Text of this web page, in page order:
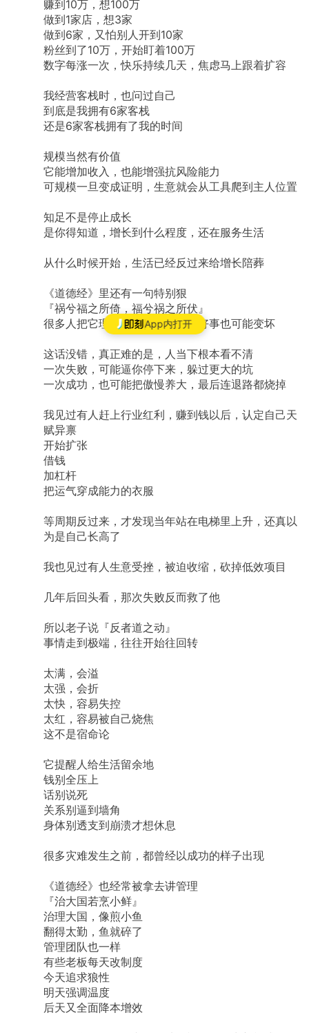
App内打开
赚到10万，想100万
做到1家店，想3家
做到6家，又怕别人开到10家
粉丝到了10万，开始盯着100万
数字每涨一次，快乐持续几天，焦虑马上跟着扩容
我经营客栈时，也问过自己
到底是我拥有6家客栈
还是6家客栈拥有了我的时间
规模当然有价值
它能增加收入，也能增强抗风险能力
可规模一旦变成证明，生意就会从工具爬到主人位置
知足不是停止成长
是你得知道，增长到什么程度，还在服务生活
从什么时候开始，生活已经反过来给增长陪葬
《道德经》里还有一句特别狠
『祸兮福之所倚，福兮祸之所伏』
很多人把它理解成坏事会变好，好事也可能变坏
这话没错，真正难的是，人当下根本看不清
一次失败，可能逼你停下来，躲过更大的坑
一次成功，也可能把傲慢养大，最后连退路都烧掉
我见过有人赶上行业红利，赚到钱以后，认定自己天
赋异禀
开始扩张
借钱
加杠杆
把运气穿成能力的衣服
等周期反过来，才发现当年站在电梯里上升，还真以
为是自己长高了
我也见过有人生意受挫，被迫收缩，砍掉低效项目
几年后回头看，那次失败反而救了他
所以老子说『反者道之动』
事情走到极端，往往开始往回转
太满，会溢
太强，会折
太快，容易失控
太红，容易被自己烧焦
这不是宿命论
它提醒人给生活留余地
钱别全压上
话别说死
关系别逼到墙角
身体别透支到崩溃才想休息
很多灾难发生之前，都曾经以成功的样子出现
《道德经》也经常被拿去讲管理
『治大国若烹小鲜』
治理大国，像煎小鱼
翻得太勤，鱼就碎了
管理团队也一样
有些老板每天改制度
今天追求狼性
明天强调温度
后天又全面降本增效